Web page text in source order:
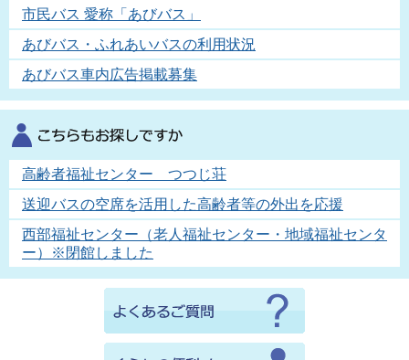
市民バス 愛称「あびバス」
あびバス・ふれあいバスの利用状況
あびバス車内広告掲載募集
高齢者福祉センター つつじ荘
送迎バスの空席を活用した高齢者等の外出を応援
西部福祉センター（老人福祉センター・地域福祉センタ
ー）※閉館しました